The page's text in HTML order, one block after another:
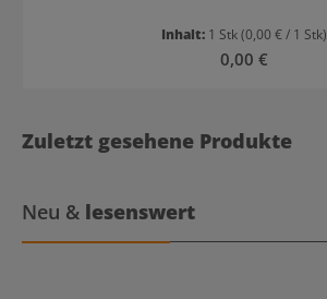
Inhalt: 1 Stk(0,00 € / 1 Stk)
Regulärer Preis:
0,00 €
Zuletzt gesehene Produkte
Neu & lesenswert